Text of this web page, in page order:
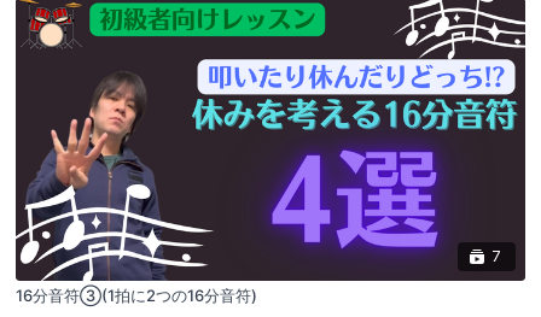
7
16分音符③(1拍に2つの16分音符)